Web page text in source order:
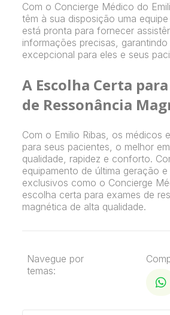
Com o Concierge Médico do
têm à sua disposição uma
está pronta para fornecer
informações precisas,
excepcional para eles e seus
A Escolha Certa
de Ressonância
Com o Emilio Ribas, os médicos
para seus pacientes, o melhor
qualidade, rapidez e conforto.
equipamento de última geração
exclusivos como o Concierge
escolha certa para exames de
magnética de alta qualidade.
Navegue por
temas: